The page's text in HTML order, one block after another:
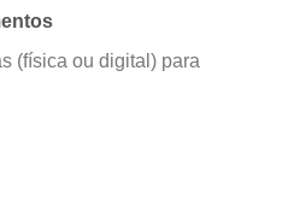
(física ou digital) para